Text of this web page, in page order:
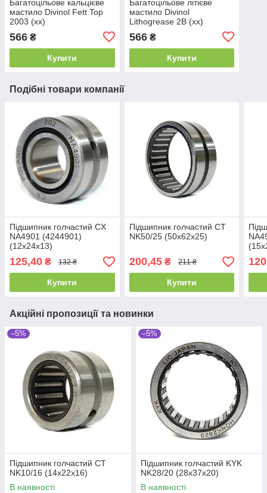
Багатоцільове кальцієве
мастило Divinol Fett Top
2003 (xx)
566 ₴
Купити
Багатоцільове літієве
мастило Divinol
Lithogrease 2B (xx)
566₴
Купити
Подібні товари компанії
Підшипник голчастий CX
NA4901 (4244901)
(12x24x13)
125,40 ₴ 132 ₴
Купити
Підшипник голчастий CT
NK50/25 (50x62x25)
200,45₴ 211 ₴
Купити
Акційні пропозиції та новинки
–5%
Підшипник голчастий CT
NK10/16 (14x22x16)
В наявності
–5%
Підшипник голчастий KYK
NK28/20 (28x37x20)
В наявності